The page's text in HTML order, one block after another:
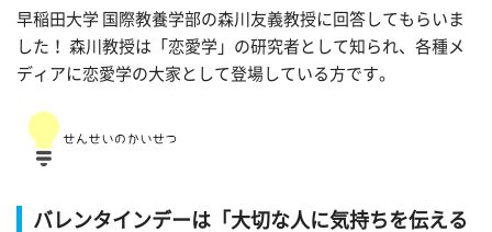
早稲田大学 国際教養学部の森川友義教授に回答してもらいま
した！ 森川教授は「恋愛学」の研究者として知られ、各種メ
ディアに恋愛学の大家として登場している方です。
バレンタインデーは「大切な人に気持ちを伝える